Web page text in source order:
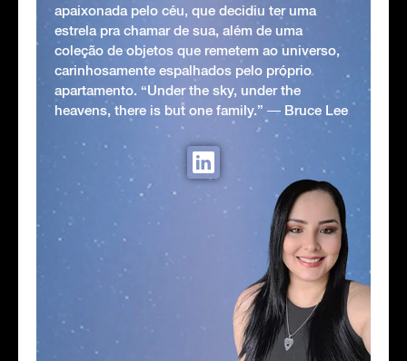
apaixonada pelo céu, que decidiu ter uma
estrela pra chamar de sua, além de uma
coleção de objetos que remetem ao universo,
carinhosamente espalhados pelo próprio
apartamento. “Under the sky, under the
heavens, there is but one family.” ― Bruce Lee